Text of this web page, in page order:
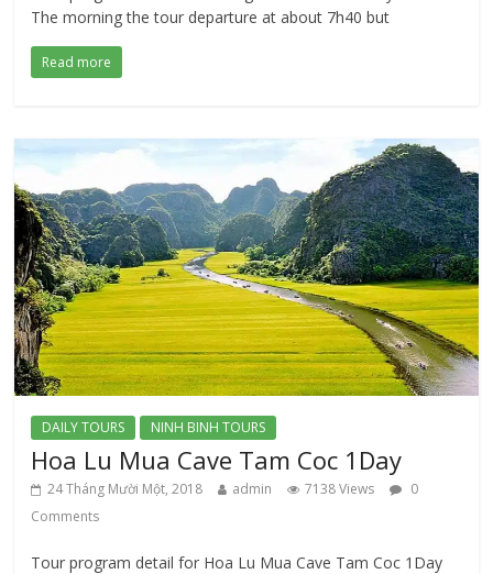
The morning the tour departure at about 7h40 but
Read more
DAILY TOURS NINH BINH TOURS
Hoa Lu Mua Cave Tam Coc 1Day
24 Tháng Mười Một, 2018 admin 7138 Views
0
Comments
Tour program detail for Hoa Lu Mua Cave Tam Coc 1Day